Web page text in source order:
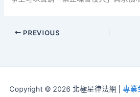
PREVIOUS
Copyright © 2026 北極星律法網 | 專業